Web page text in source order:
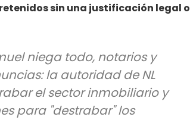
sin una justificación legal o
niega todo, notarios y
la autoridad de NL
el sector inmobiliario y
para "destrabar" los